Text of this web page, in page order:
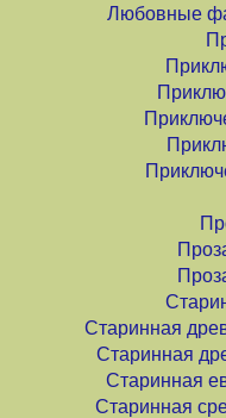
Любовные
Старинная
Старинная
Старинная
Старинная